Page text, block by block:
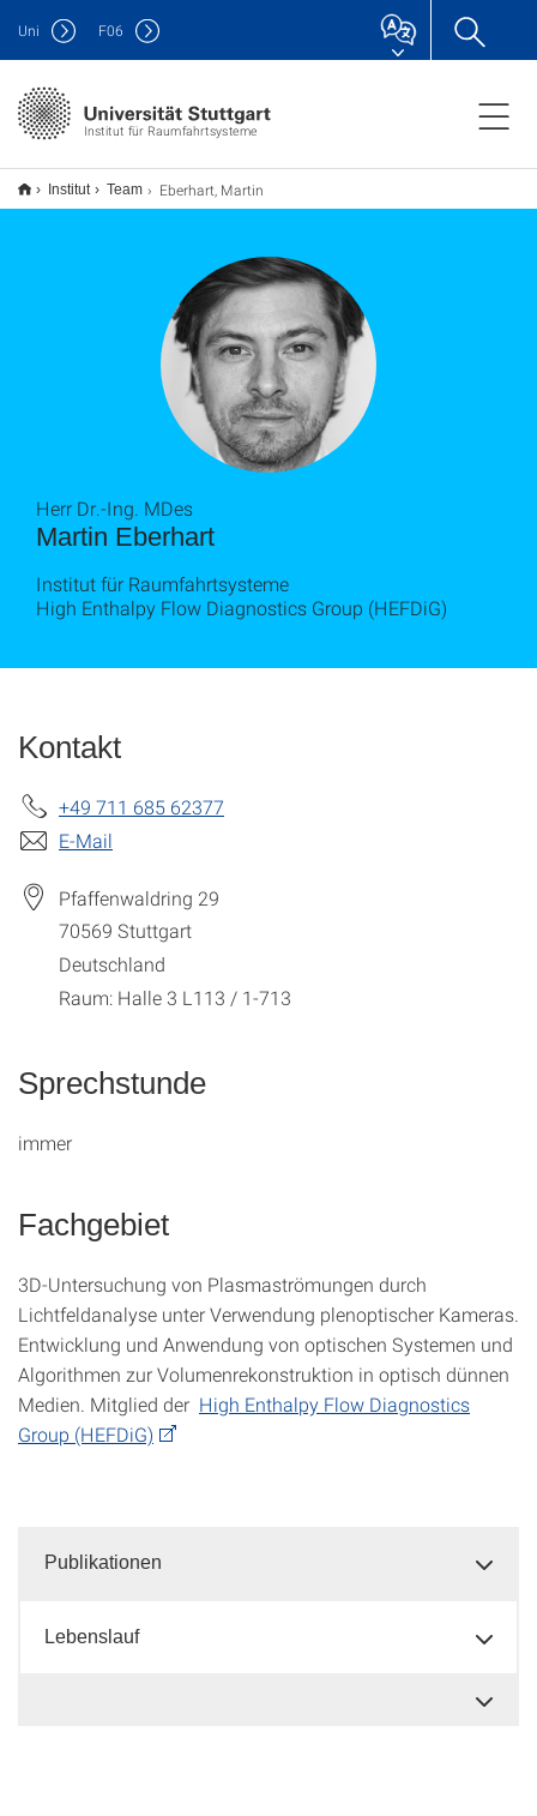
Institut für Raumfahrtsysteme
Uni F06
Institut Team Eberhart, Martin
Martin Eberhart
Herr Dr.-Ing. MDes
Institut für Raumfahrtsysteme
High Enthalpy Flow Diagnostics Group (HEFDiG)
Kontakt
+49 711 685 62377
E-Mail
Pfaffenwaldring 29
70569 Stuttgart
Deutschland
Raum: Halle 3 L113 / 1-713
Sprechstunde
immer
Fachgebiet
3D-Untersuchung von Plasmaströmungen durch
Lichtfeldanalyse unter Verwendung plenoptischer Kameras.
Entwicklung und Anwendung von optischen Systemen und
Algorithmen zur Volumenrekonstruktion in optisch dünnen
Medien. Mitglied der High Enthalpy Flow Diagnostics
Group (HEFDiG)
Publikationen
Lebenslauf